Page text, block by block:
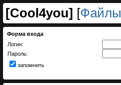
[Cool4you] [Файлы
Форма входа
Логин:
Пароль:
запомнить